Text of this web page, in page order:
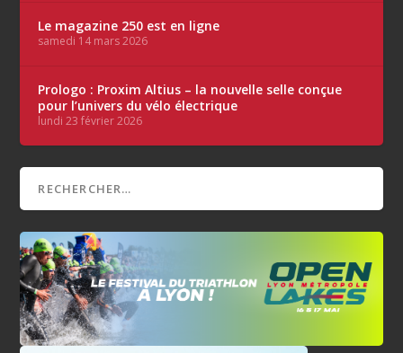
Le magazine 250 est en ligne
samedi 14 mars 2026
Prologo : Proxim Altius – la nouvelle selle conçue
pour l’univers du vélo électrique
lundi 23 février 2026